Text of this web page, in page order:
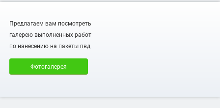
Предлагаем вам посмотреть
галерею выполненных работ
по нанесению на пакеты пвд
Фотогалерея